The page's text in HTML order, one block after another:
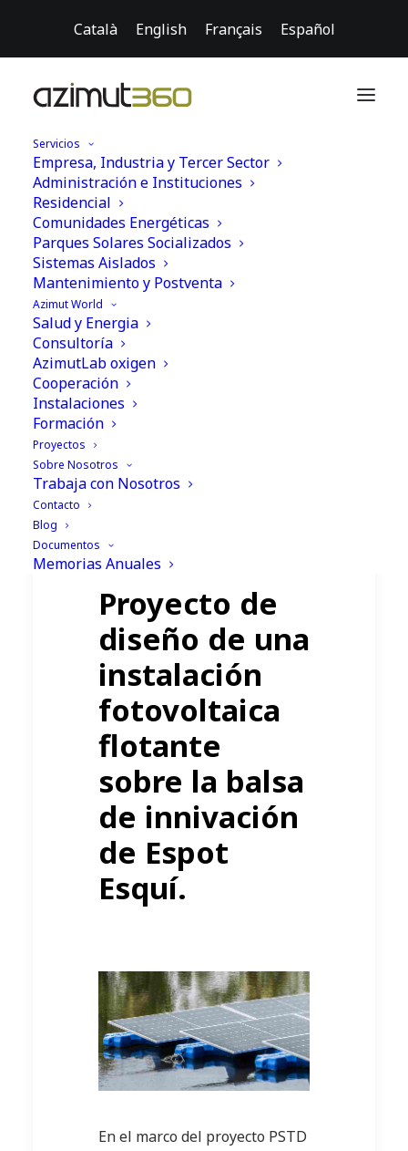
Català English Français Español
Servicios
Empresa, Industria y Tercer Sector
Administración e Instituciones
Residencial
Comunidades Energéticas
Parques Solares Socializados
Sistemas Aislados
Mantenimiento y Postventa
Azimut World
Salud y Energia
Consultoría
AzimutLab oxigen
Cooperación
Instalaciones
Formación
Proyectos
Sobre Nosotros
Trabaja con Nosotros
Contacto
Blog
Documentos
Memorias Anuales
¿Qué puede aportar la
fotovoltaica flotante?
minutos
Proyecto de
diseño de una
instalación
fotovoltaica
flotante
sobre la balsa
de innivación
de Espot
Esquí.
En el marco del proyecto PSTD